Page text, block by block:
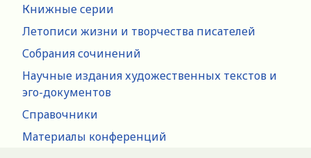
Книжные серии
Летописи жизни и творчества писателей
Собрания сочинений
Научные издания художественных текстов и
эго-документов
Справочники
Материалы конференций